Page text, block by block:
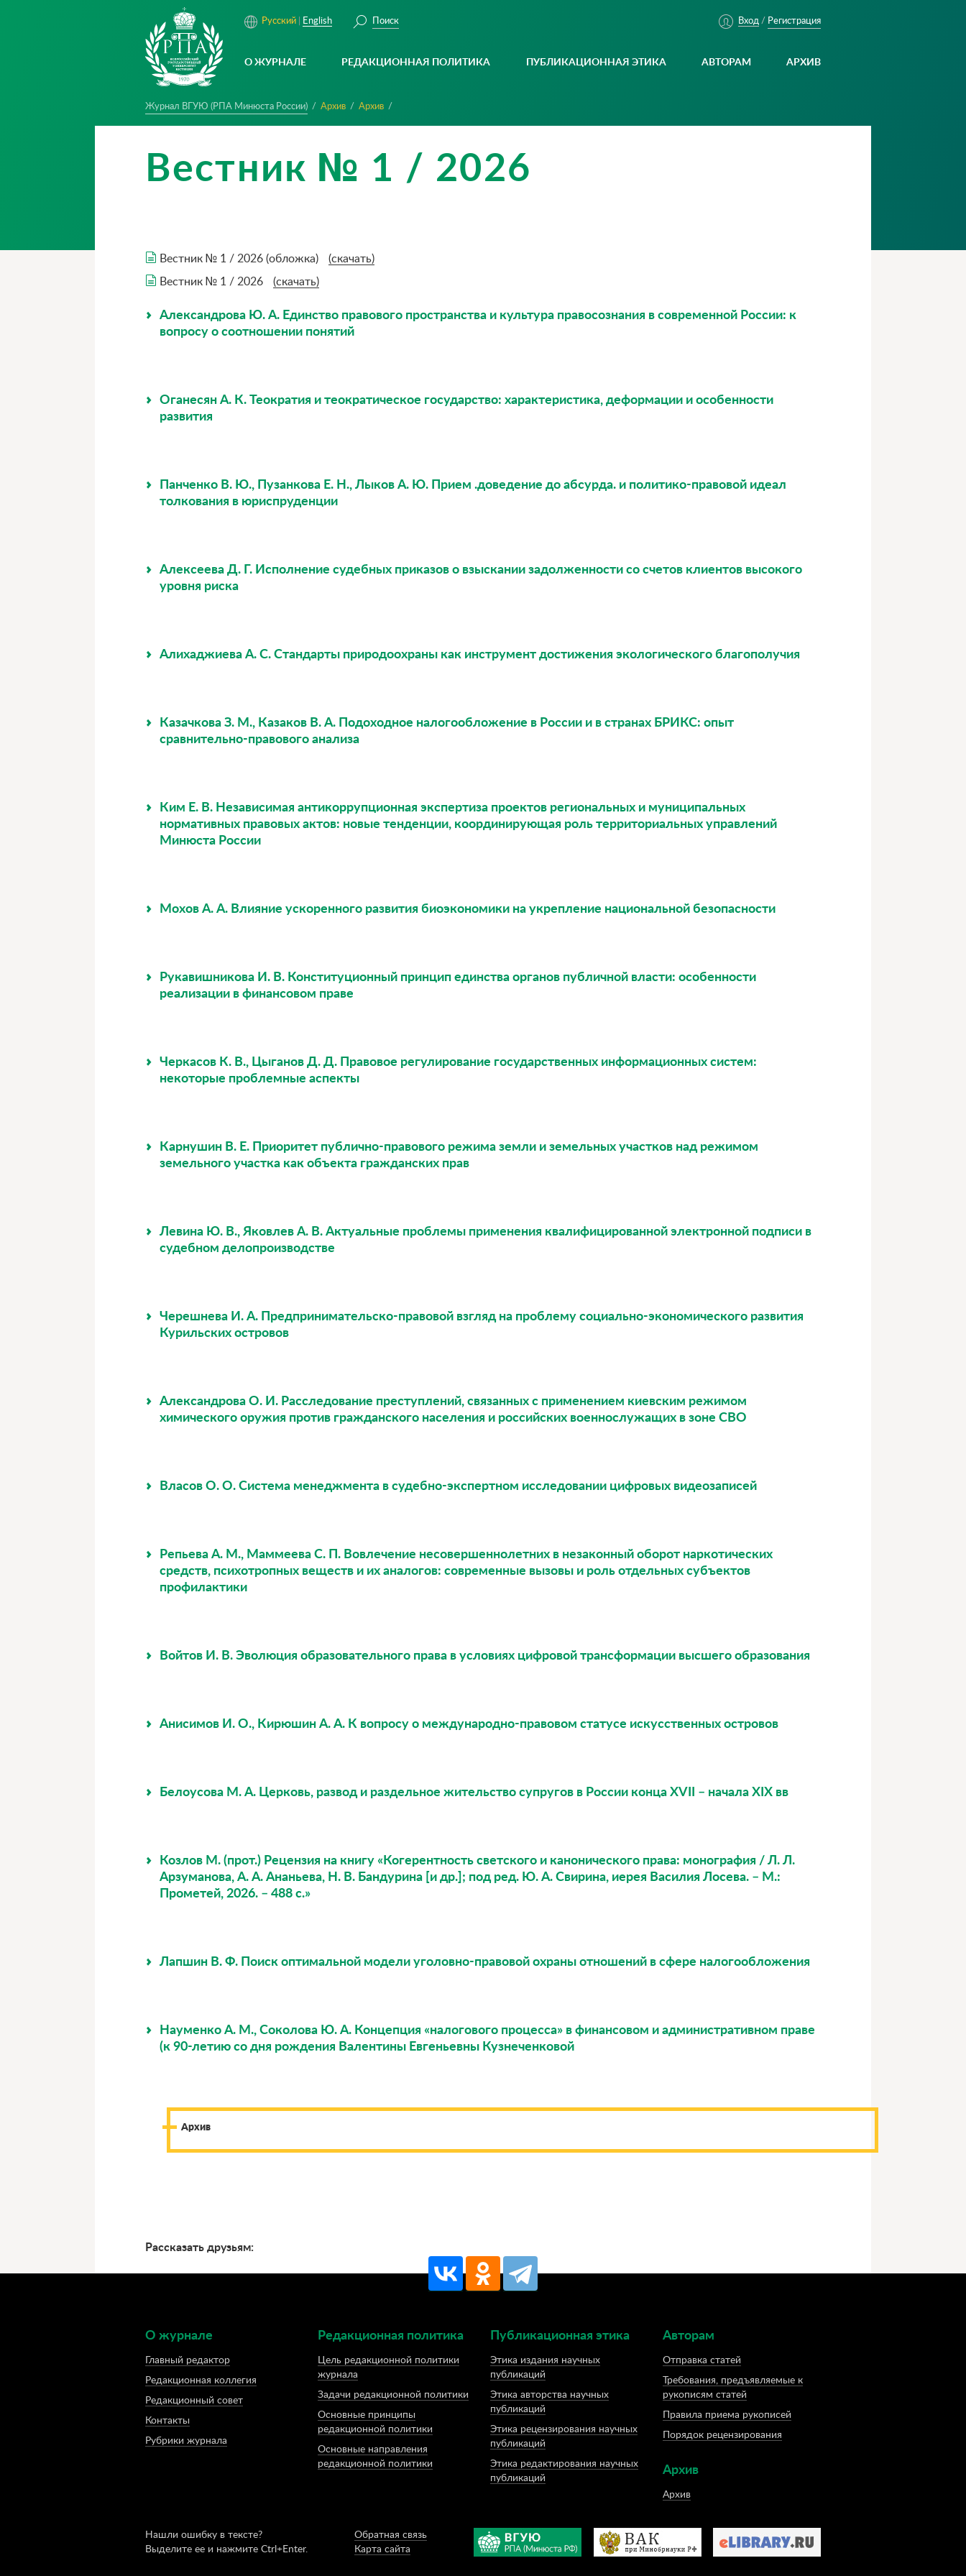
Русский English Поиск Вход / Регистрация
О ЖУРНАЛЕ РЕДАКЦИОННАЯ ПОЛИТИКА ПУБЛИКАЦИОННАЯ ЭТИКА АВТОРАМ АРХИВ
Журнал ВГУЮ (РПА Минюста России) Архив Архив
Вестник № 1 / 2026
Вестник № 1 / 2026 (обложка)
(скачать)
Вестник № 1 / 2026
(скачать)
Александрова Ю. А. Единство правового пространства и культура правосознания в современной России: к
вопросу о соотношении понятий
Оганесян А. К. Теократия и теократическое государство: характеристика, деформации и особенности
развития
Панченко В. Ю., Пузанкова Е. Н., Лыков А. Ю. Прием .доведение до абсурда. и политико-правовой идеал
толкования в юриспруденции
Алексеева Д. Г. Исполнение судебных приказов о взыскании задолженности со счетов клиентов высокого
уровня риска
Алихаджиева А. С. Стандарты природоохраны как инструмент достижения экологического благополучия
Казачкова З. М., Казаков В. А. Подоходное налогообложение в России и в странах БРИКС: опыт
сравнительно-правового анализа
Ким Е. В. Независимая антикоррупционная экспертиза проектов региональных и муниципальных
нормативных правовых актов: новые тенденции, координирующая роль территориальных управлений
Минюста России
Мохов А. А. Влияние ускоренного развития биоэкономики на укрепление национальной безопасности
Рукавишникова И. В. Конституционный принцип единства органов публичной власти: особенности
реализации в финансовом праве
Черкасов К. В., Цыганов Д. Д. Правовое регулирование государственных информационных систем:
некоторые проблемные аспекты
Карнушин В. Е. Приоритет публично-правового режима земли и земельных участков над режимом
земельного участка как объекта гражданских прав
Левина Ю. В., Яковлев А. В. Актуальные проблемы применения квалифицированной электронной подписи в
судебном делопроизводстве
Черешнева И. А. Предпринимательско-правовой взгляд на проблему социально-экономического развития
Курильских островов
Александрова О. И. Расследование преступлений, связанных с применением киевским режимом
химического оружия против гражданского населения и российских военнослужащих в зоне СВО
Власов О. О. Система менеджмента в судебно-экспертном исследовании цифровых видеозаписей
Репьева А. М., Маммеева С. П. Вовлечение несовершеннолетних в незаконный оборот наркотических
средств, психотропных веществ и их аналогов: современные вызовы и роль отдельных субъектов
профилактики
Войтов И. В. Эволюция образовательного права в условиях цифровой трансформации высшего образования
Анисимов И. О., Кирюшин А. А. К вопросу о международно-правовом статусе искусственных островов
Белоусова М. А. Церковь, развод и раздельное жительство супругов в России конца XVII – начала XIX вв
Козлов М. (прот.) Рецензия на книгу «Когерентность светского и канонического права: монография / Л. Л.
Арзуманова, А. А. Ананьева, Н. В. Бандурина [и др.]; под ред. Ю. А. Свирина, иерея Василия Лосева. – М.:
Прометей, 2026. – 488 с.»
Лапшин В. Ф. Поиск оптимальной модели уголовно-правовой охраны отношений в сфере налогообложения
Науменко А. М., Соколова Ю. А. Концепция «налогового процесса» в финансовом и административном праве
(к 90-летию со дня рождения Валентины Евгеньевны Кузнеченковой
Архив
Рассказать друзьям:
О журнале
Главный редактор
Редакционная коллегия
Редакционный совет
Контакты
Рубрики журнала
Редакционная политика
Цель редакционной политики
журнала
Задачи редакционной политики
Основные принципы
редакционной политики
Основные направления
редакционной политики
Публикационная этика
Этика издания научных
публикаций
Этика авторства научных
публикаций
Этика рецензирования научных
публикаций
Этика редактирования научных
публикаций
Авторам
Отправка статей
Требования, предъявляемые к
рукописям статей
Правила приема рукописей
Порядок рецензирования
Архив
Архив
Нашли ошибку в тексте?
Выделите ее и нажмите Ctrl+Enter.
Обратная связь
Карта сайта